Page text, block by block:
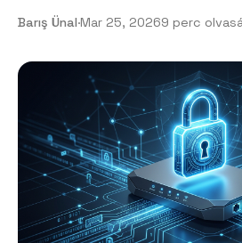
Barış Ünal·Mar 25, 20269 perc